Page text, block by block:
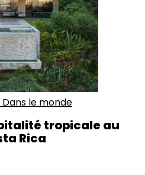
Dans le monde
tropicale au
Rica